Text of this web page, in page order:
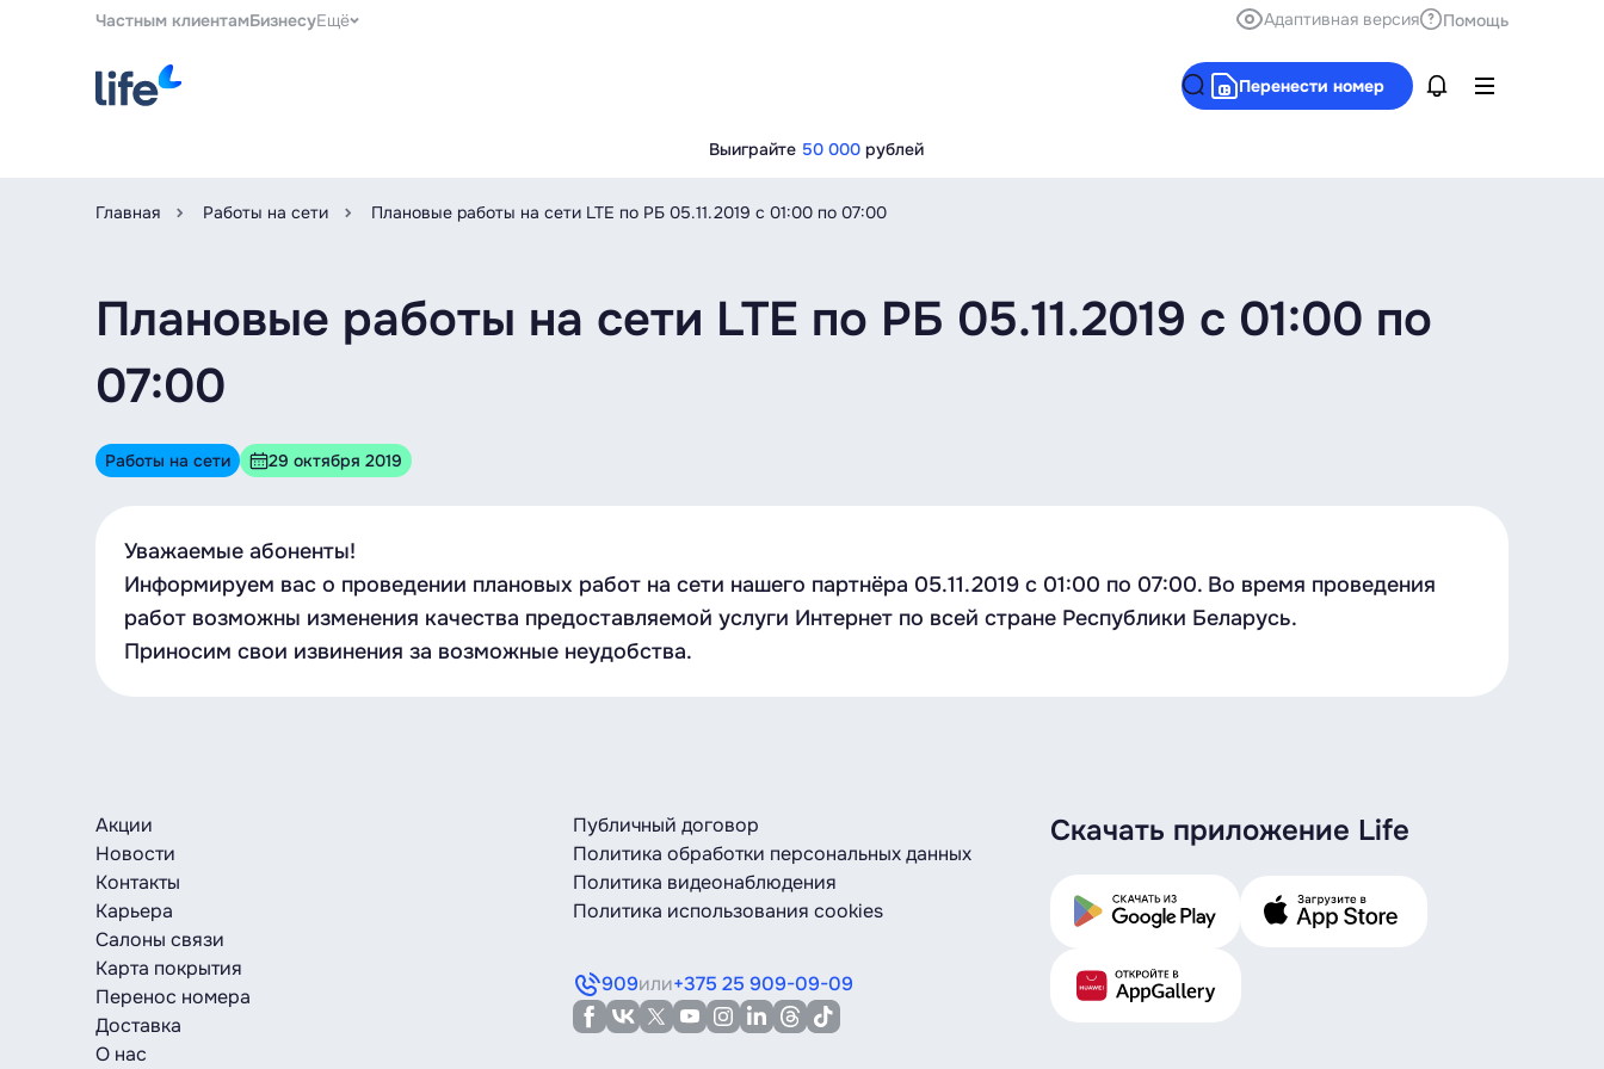
Частным клиентамБизнесуЕщё Адаптивная версия Помощь
Перенести номер
Выиграйте 50 000 рублей
Главная Работы на сети Плановые работы на сети LTE по РБ 05.11.2019 с 01:00 по 07:00
Плановые работы на сети LTE по РБ 05.11.2019 с 01:00 по
07:00
Работы на сети 29 октября 2019
Уважаемые абоненты!
Информируем вас о проведении плановых работ на сети нашего партнёра 05.11.2019 с 01:00 по 07:00. Во время проведения
работ возможны изменения качества предоставляемой услуги Интернет по всей стране Республики Беларусь.
Приносим свои извинения за возможные неудобства.
Акции
Новости
Контакты
Карьера
Салоны связи
Карта покрытия
Перенос номера
Доставка
О нас
Публичный договор
Политика обработки персональных данных
Политика видеонаблюдения
Политика использования cookies
909или+375 25 909-09-09
Скачать приложение Life